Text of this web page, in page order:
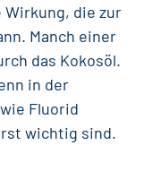
die zur
Manch einer
das Kokosöl.
in der
Fluorid
wichtig sind.